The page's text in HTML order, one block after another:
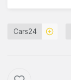
Cars24